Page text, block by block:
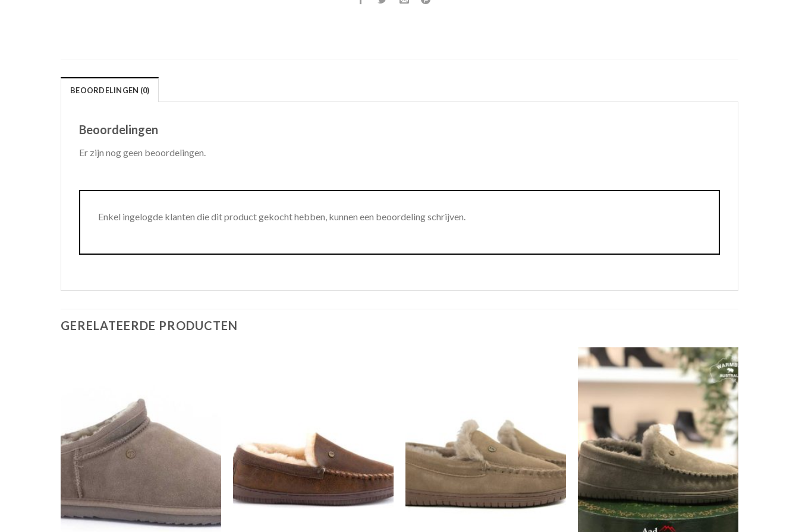
BEOORDELINGEN (0)
Beoordelingen
Er zijn nog geen beoordelingen.
Enkel ingelogde klanten die dit product gekocht hebben, kunnen een beoordeling schrijven.
GERELATEERDE PRODUCTEN